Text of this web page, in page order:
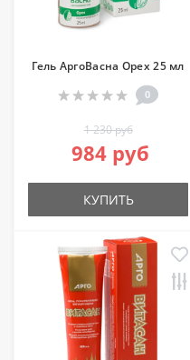
Гель АргоВасна Орех 25 мл
0
1 230 руб
984 руб
КУПИТЬ